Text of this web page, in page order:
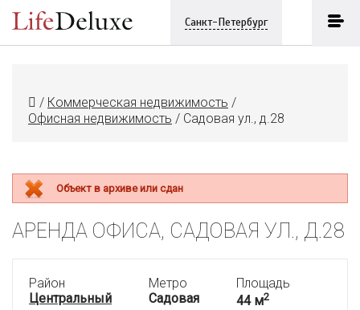
Санкт-Петербург
/ Коммерческая недвижимость /
Офисная недвижимость / Садовая ул., д.28
Объект в архиве или сдан
АРЕНДА ОФИСА, САДОВАЯ УЛ., Д.28
Район
Центральный
Метро
Садовая
Площадь
44 м2